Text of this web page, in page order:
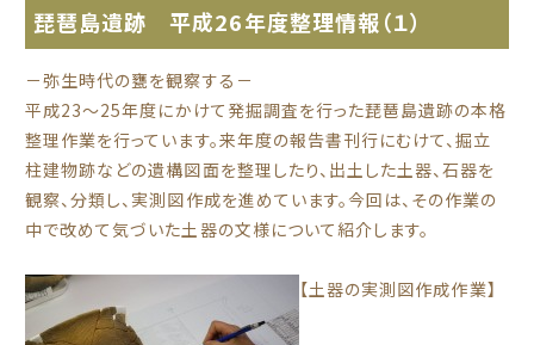
琵琶島遺跡 平成26年度整理情報（１）
－弥生時代の甕を観察する－
平成23～25年度にかけて発掘調査を行った琵琶島遺跡の本格
整理作業を行っています。来年度の報告書刊行にむけて、掘立
柱建物跡などの遺構図面を整理したり、出土した土器、石器を
観察、分類し、実測図作成を進めています。今回は、その作業の
中で改めて気づいた土器の文様について紹介します。
【土器の実測図作成作業】